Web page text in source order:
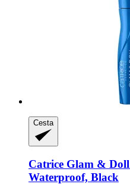
Cesta
Catrice Glam &
Waterproof, Black